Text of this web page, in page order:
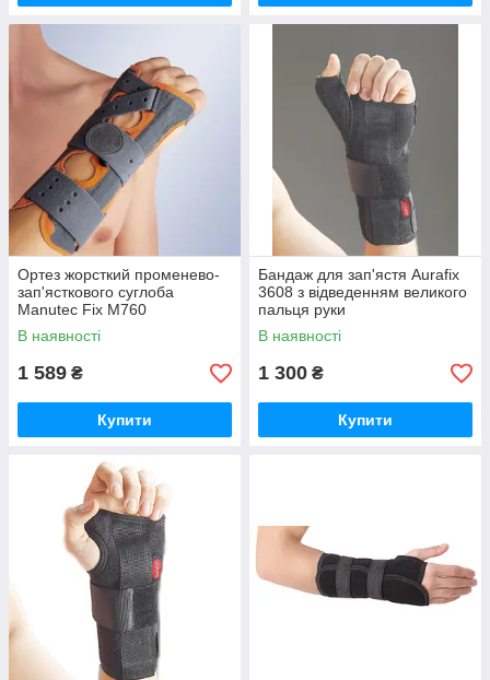
Ортез жорсткий променево-
зап'ясткового суглоба
Manutec Fix M760
В наявності
1 589 ₴
Купити
Бандаж для зап'ястя Aurafix
3608 з відведенням великого
пальця руки
В наявності
1 300 ₴
Купити